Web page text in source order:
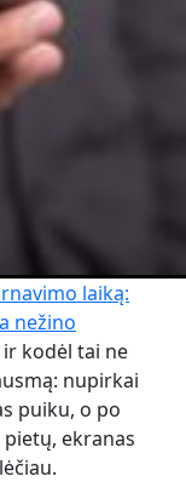
laiką:
nežino
kodėl tai ne
nupirkai
puiku, o po
ekranas